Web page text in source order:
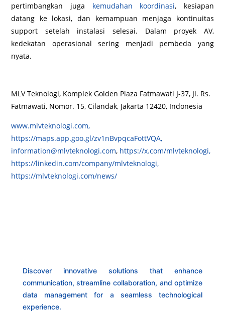
pertimbangkan juga kemudahan koordinasi, kesiapan
datang ke lokasi, dan kemampuan menjaga kontinuitas
support setelah instalasi selesai. Dalam proyek AV,
kedekatan operasional sering menjadi pembeda yang
nyata.
MLV Teknologi, Komplek Golden Plaza Fatmawati J-37, Jl. Rs.
Fatmawati, Nomor. 15, Cilandak, Jakarta 12420, Indonesia
www.mlvteknologi.com,
https://maps.app.goo.gl/zv1nBvpqcaFottVQA,
information@mlvteknologi.com, https://x.com/mlvteknologi,
https://linkedin.com/company/mlvteknologi,
https://mlvteknologi.com/news/
Discover innovative solutions that enhance
communication, streamline collaboration, and optimize
data management for a seamless technological
experience.